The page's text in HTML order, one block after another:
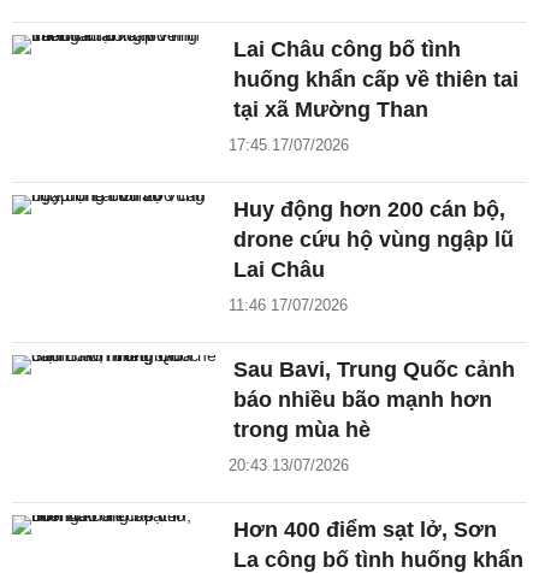
Lai Châu công bố tình
huống khẩn cấp về thiên tai
tại xã Mường Than
17:45 17/07/2026
Huy động hơn 200 cán bộ,
drone cứu hộ vùng ngập lũ
Lai Châu
11:46 17/07/2026
Sau Bavi, Trung Quốc cảnh
báo nhiều bão mạnh hơn
trong mùa hè
20:43 13/07/2026
Hơn 400 điểm sạt lở, Sơn
La công bố tình huống khẩn